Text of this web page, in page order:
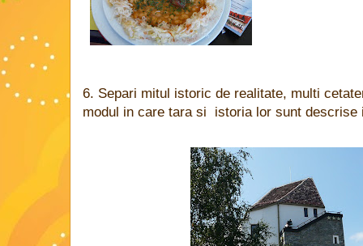
6. Separi mitul istoric de realitate, multi
modul in care tara si istoria lor sunt descrise